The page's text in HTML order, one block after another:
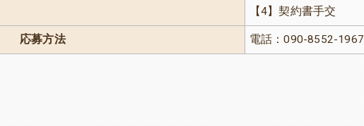
【4】契約書手交
応募方法 電話：090-8552-1967